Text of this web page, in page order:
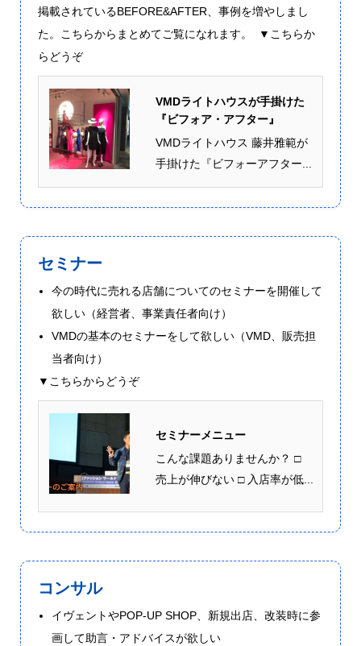
掲載されているBEFORE&AFTER、事例を増やしまし
た。こちらからまとめてご覧になれます。 ▼こちらか
らどうぞ
VMDライトハウスが手掛けた
『ビフォア・アフター』
VMDライトハウス 藤井雅範が
手掛けた『ビフォーアフター...
セミナー
今の時代に売れる店舗についてのセミナーを開催して
欲しい（経営者、事業責任者向け）
VMDの基本のセミナーをして欲しい（VMD、販売担
当者向け）
▼こちらからどうぞ
セミナーメニュー
こんな課題ありませんか？ □
売上が伸びない □ 入店率が低...
コンサル
イヴェントやPOP-UP SHOP、新規出店、改装時に参
画して助言・アドバイスが欲しい